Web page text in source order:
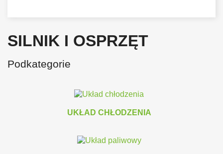
SILNIK I OSPRZĘT
Podkategorie
UKŁAD CHŁODZENIA